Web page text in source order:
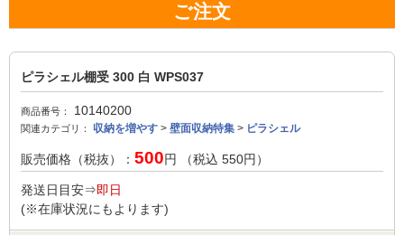
ご注文
ピラシェル棚受 300 白 WPS037
商品番号： 10140200
関連カテゴリ： 収納を増やす > 壁面収納特集 > ピラシェル
販売価格（税抜）： 500円 （税込 550円）
発送日目安⇒即日
(※在庫状況にもよります)